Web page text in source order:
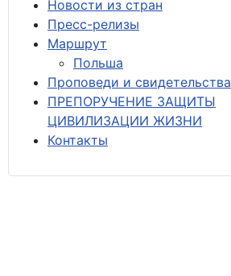
Новости из стран
Пресс-релизы
Маршрут
Польша
Проповеди и свидетельства
ПРЕПОРУЧЕНИЕ ЗАЩИТЫ
ЦИВИЛИЗАЦИИ ЖИЗНИ
Контакты